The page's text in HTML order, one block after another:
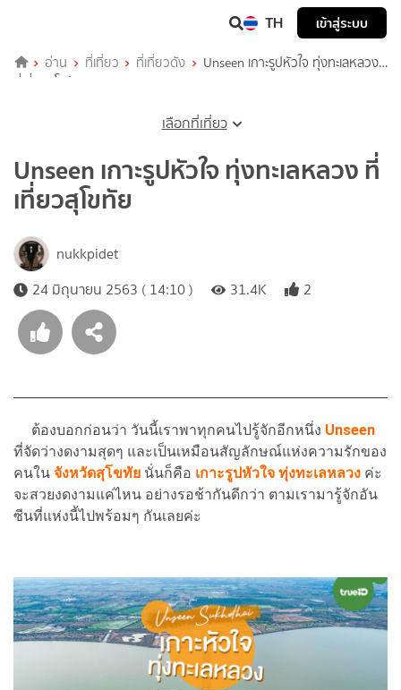
TH เข้าสู่ระบบ
อ่าน ที่เที่ยว ที่เที่ยวดัง
Unseen เกาะรูปหัวใจ ทุ่งทะเลหลวง
ที่เที่ยวสุโขทัย
เลือกที่เที่ยว
Unseen เกาะรูปหัวใจ ทุ่งทะเลหลวง ที่
เที่ยวสุโขทัย
nukkpidet
24 มิถุนายน 2563 ( 14:10 )
31.4K 2
ต้องบอกก่อนว่า วันนี้เราพาทุกคนไปรู้จักอีกหนึ่ง Unseen
ที่จัดว่างดงามสุดๆ และเป็นเหมือนสัญลักษณ์แห่งความรักของ
คนใน จังหวัดสุโขทัย นั่นก็คือ เกาะรูปหัวใจ ทุ่งทะเลหลวง ค่ะ
จะสวยงดงามแค่ไหน อย่างรอช้ากันดีกว่า ตามเรามารู้จักอัน
ซีนที่แห่งนี้ไปพร้อมๆ กันเลยค่ะ